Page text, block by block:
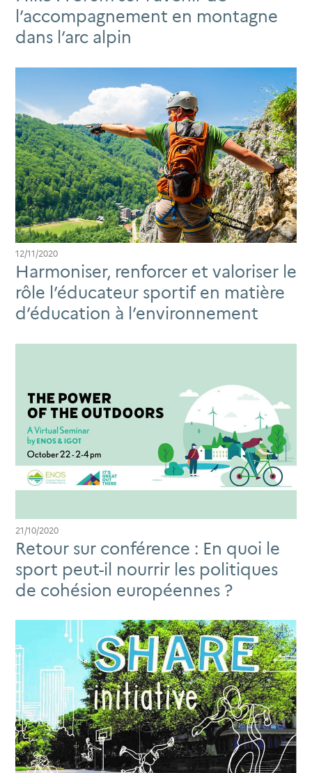
l’accompagnement en montagne
dans l’arc alpin
12/11/2020
Harmoniser, renforcer et valoriser le
rôle l’éducateur sportif en matière
d’éducation à l’environnement
21/10/2020
Retour sur conférence : En quoi le
sport peut-il nourrir les politiques
de cohésion européennes ?